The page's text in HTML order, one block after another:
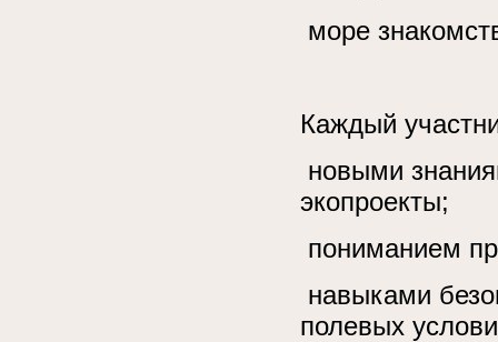
море
Каждый
новыми
экопроекты;
пониманием
навыками
полевых